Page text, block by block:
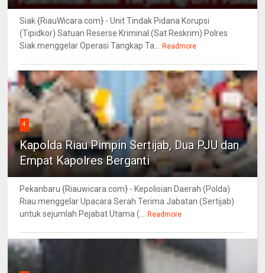
Siak {RiauWicara.com} - Unit Tindak Pidana Korupsi
(Tipidkor) Satuan Reserse Kriminal (Sat Reskrim) Polres
Siak menggelar Operasi Tangkap Ta...
Readmore
4
Kapolda Riau Pimpin Sertijab, Dua PJU dan
Empat Kapolres Berganti
Pekanbaru {Riauwicara.com} - Kepolisian Daerah (Polda)
Riau menggelar Upacara Serah Terima Jabatan (Sertijab)
untuk sejumlah Pejabat Utama (...
Readmore